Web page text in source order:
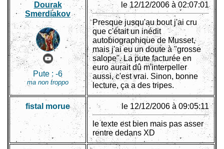
Dourak
Smerdiakov
Pute : -6
ma non troppo
le 12/12/2006 à 02:07:01
Presque jusqu'au bout j'ai cru
que c'était un inédit
autobiographique de Musset,
mais j'ai eu un doute à "grosse
salope". La pute facturée en
euro aurait dû m'interpeller
aussi, c'est vrai. Sinon, bonne
lecture, ça a des tripes.
fistal morue le 12/12/2006 à 09:05:11
le texte est bien mais pas asser
rentre dedans XD